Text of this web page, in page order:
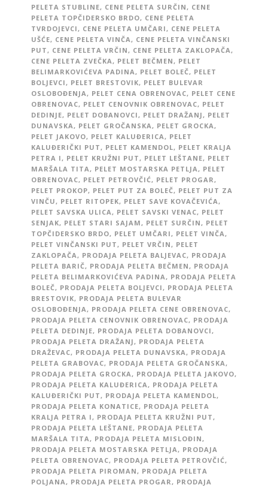
PELETA STUBLINE, CENE PELETA SURČIN, CENE
PELETA TOPČIDERSKO BRDO, CENE PELETA
TVRDOJEVCI, CENE PELETA UMČARI, CENE PELETA
UŠĆE, CENE PELETA VINČA, CENE PELETA VINČANSKI
PUT, CENE PELETA VRČIN, CENE PELETA ZAKLOPAČA,
CENE PELETA ZVEČKA, PELET BEČMEN, PELET
BELIMARKOVIĆEVA PADINA, PELET BOLEČ, PELET
BOLJEVCI, PELET BRESTOVIK, PELET BULEVAR
OSLOBOĐENJA, PELET CENA OBRENOVAC, PELET CENE
OBRENOVAC, PELET CENOVNIK OBRENOVAC, PELET
DEDINJE, PELET DOBANOVCI, PELET DRAŽANJ, PELET
DUNAVSKA, PELET GROČANSKA, PELET GROCKA,
PELET JAKOVO, PELET KALUĐERICA, PELET
KALUĐERIČKI PUT, PELET KAMENDOL, PELET KRALJA
PETRA I, PELET KRUŽNI PUT, PELET LEŠTANE, PELET
MARŠALA TITA, PELET MOSTARSKA PETLJA, PELET
OBRENOVAC, PELET PETROVČIĆ, PELET PROGAR,
PELET PROKOP, PELET PUT ZA BOLEČ, PELET PUT ZA
VINČU, PELET RITOPEK, PELET SAVE KOVAČEVIĆA,
PELET SAVSKA ULICA, PELET SAVSKI VENAC, PELET
SENJAK, PELET STARI SAJAM, PELET SURČIN, PELET
TOPČIDERSKO BRDO, PELET UMČARI, PELET VINČA,
PELET VINČANSKI PUT, PELET VRČIN, PELET
ZAKLOPAČA, PRODAJA PELETA BALJEVAC, PRODAJA
PELETA BARIČ, PRODAJA PELETA BEČMEN, PRODAJA
PELETA BELIMARKOVIĆEVA PADINA, PRODAJA PELETA
BOLEČ, PRODAJA PELETA BOLJEVCI, PRODAJA PELETA
BRESTOVIK, PRODAJA PELETA BULEVAR
OSLOBOĐENJA, PRODAJA PELETA CENE OBRENOVAC,
PRODAJA PELETA CENOVNIK OBRENOVAC, PRODAJA
PELETA DEDINJE, PRODAJA PELETA DOBANOVCI,
PRODAJA PELETA DRAŽANJ, PRODAJA PELETA
DRAŽEVAC, PRODAJA PELETA DUNAVSKA, PRODAJA
PELETA GRABOVAC, PRODAJA PELETA GROČANSKA,
PRODAJA PELETA GROCKA, PRODAJA PELETA JAKOVO,
PRODAJA PELETA KALUĐERICA, PRODAJA PELETA
KALUĐERIČKI PUT, PRODAJA PELETA KAMENDOL,
PRODAJA PELETA KONATICE, PRODAJA PELETA
KRALJA PETRA I, PRODAJA PELETA KRUŽNI PUT,
PRODAJA PELETA LEŠTANE, PRODAJA PELETA
MARŠALA TITA, PRODAJA PELETA MISLOĐIN,
PRODAJA PELETA MOSTARSKA PETLJA, PRODAJA
PELETA OBRENOVAC, PRODAJA PELETA PETROVČIĆ,
PRODAJA PELETA PIROMAN, PRODAJA PELETA
POLJANA, PRODAJA PELETA PROGAR, PRODAJA